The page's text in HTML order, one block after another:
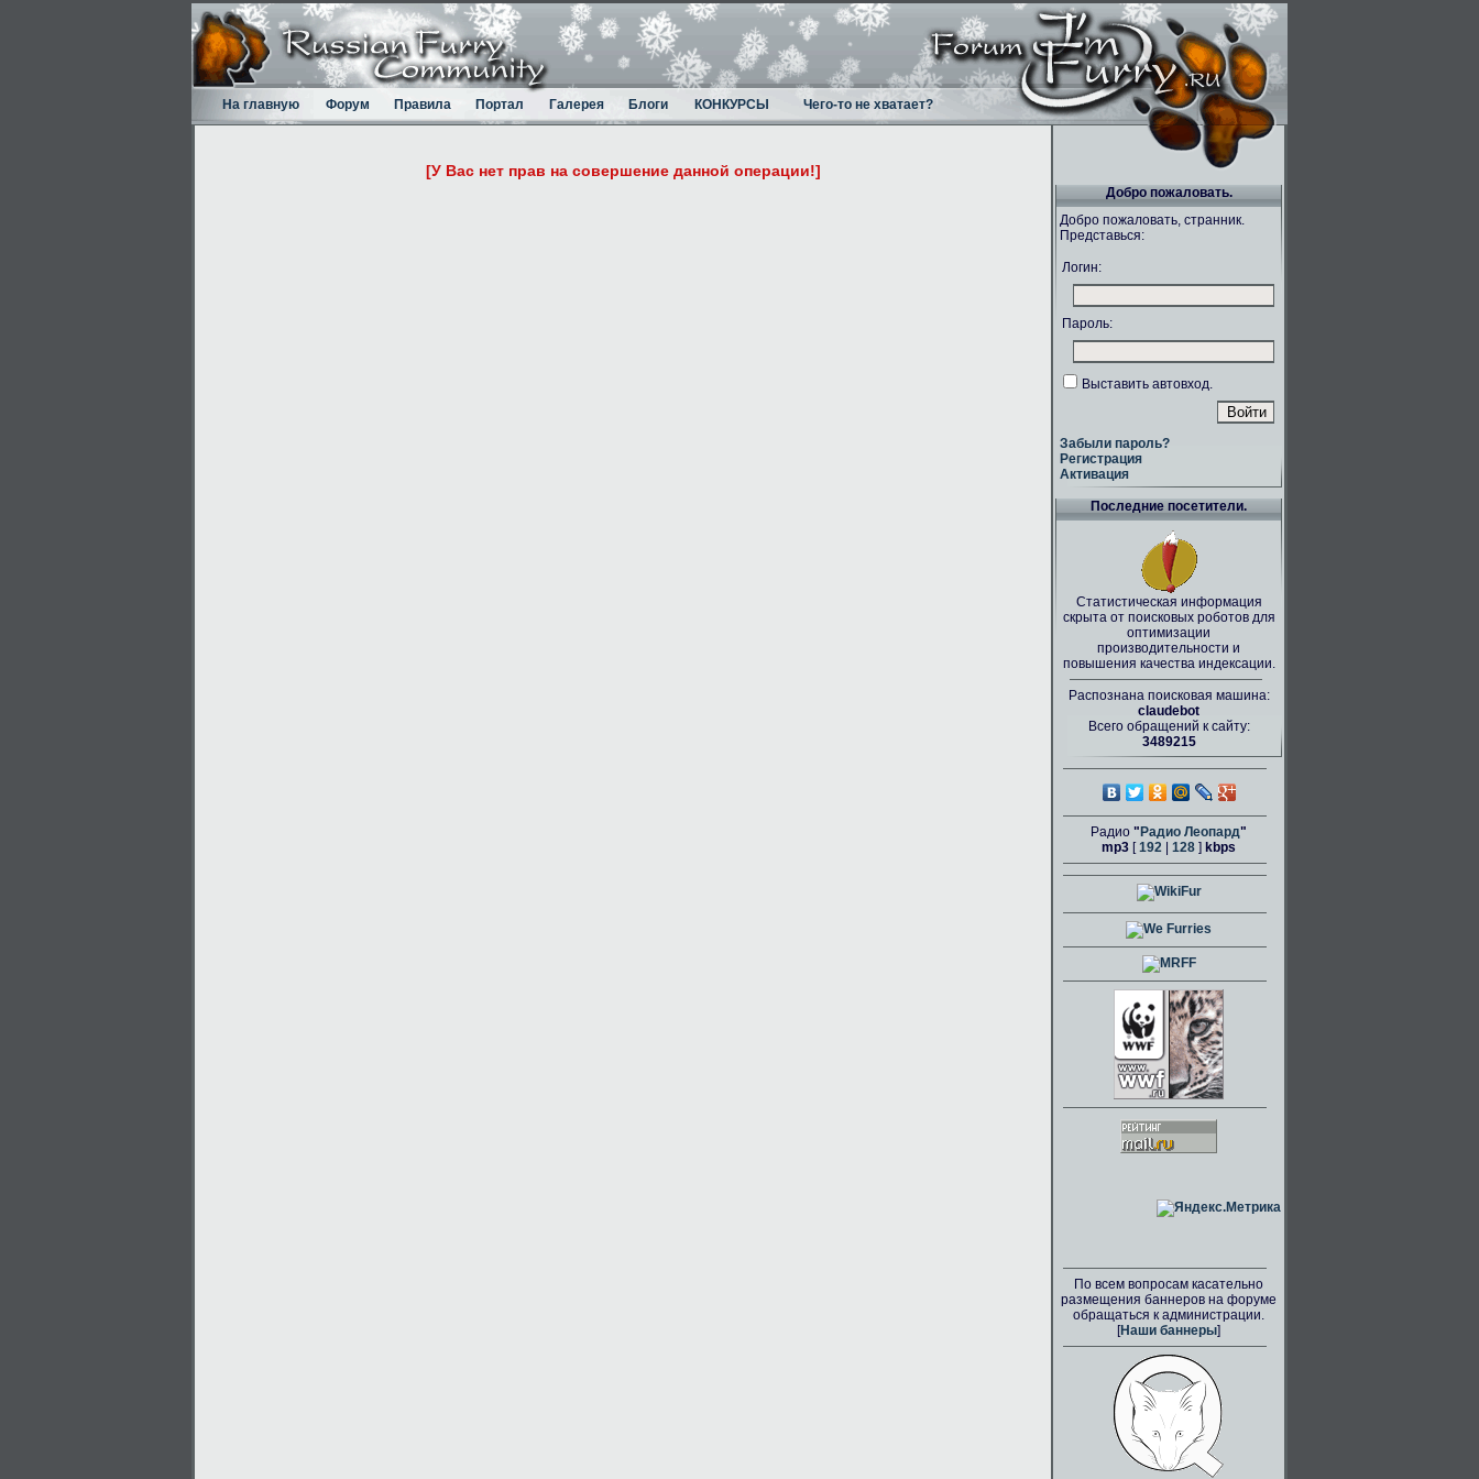
На главную Форум Правила Портал Галерея Блоги КОНКУРСЫ Чего-то не хватает?
[У Вас нет прав на совершение данной операции!]
Добро пожаловать.
Добро пожаловать, странник.
Представься:
Логин:
Пароль:
Выставить автовход.
Забыли пароль?
Регистрация
Активация
Последние посетители.
Статистическая информация
скрыта от поисковых роботов для
оптимизации
производительности и
повышения качества индексации.
Распознана поисковая машина:
claudebot
Всего обращений к сайту:
3489215
Радио " Радио Леопард"
mp3 [192 128 ] kbps
По всем вопросам касательно
размещения баннеров на форуме
обращаться к администрации.
[Наши баннеры]